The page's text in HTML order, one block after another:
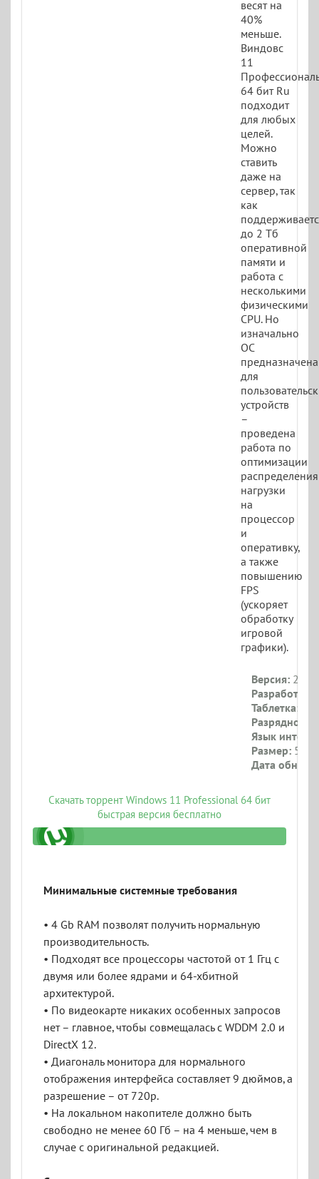
весят на
40%
меньше.
Виндовс
11
64 бит Ru
подходит
для любых
целей.
Можно
ставить
даже на
сервер, так
как
до 2 Тб
оперативной
памяти и
работа с
несколькими
физическими
CPU. Но
изначально
ОС
предназначена
для
устройств
–
проведена
работа по
оптимизации
распределения
нагрузки
на
процессор
и
оперативку,
а также
повышению
FPS
(ускоряет
обработку
игровой
графики).
Версия:
Разработчик:
Таблетка:
Разрядность:
Язык
Размер: 5 Гб
Дата
Скачать торрент Windows 11 Professional 64 бит
быстрая версия бесплатно
Минимальные системные требования
• 4 Gb RAM позволят получить нормальную
производительность.
• Подходят все процессоры частотой от 1 Ггц с
двумя или более ядрами и 64-хбитной
архитектурой.
• По видеокарте никаких особенных запросов
нет – главное, чтобы совмещалась с WDDM 2.0 и
DirectX 12.
• Диагональ монитора для нормального
отображения интерфейса составляет 9 дюймов, а
разрешение – от 720p.
• На локальном накопителе должно быть
свободно не менее 60 Гб – на 4 меньше, чем в
случае с оригинальной редакцией.